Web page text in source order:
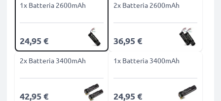
1x Batteria 2600mAh
24,95 €
2x Batteria 2600mAh
36,95 €
2x Batteria 3400mAh
42,95 €
1x Batteria 3400mAh
24,95 €